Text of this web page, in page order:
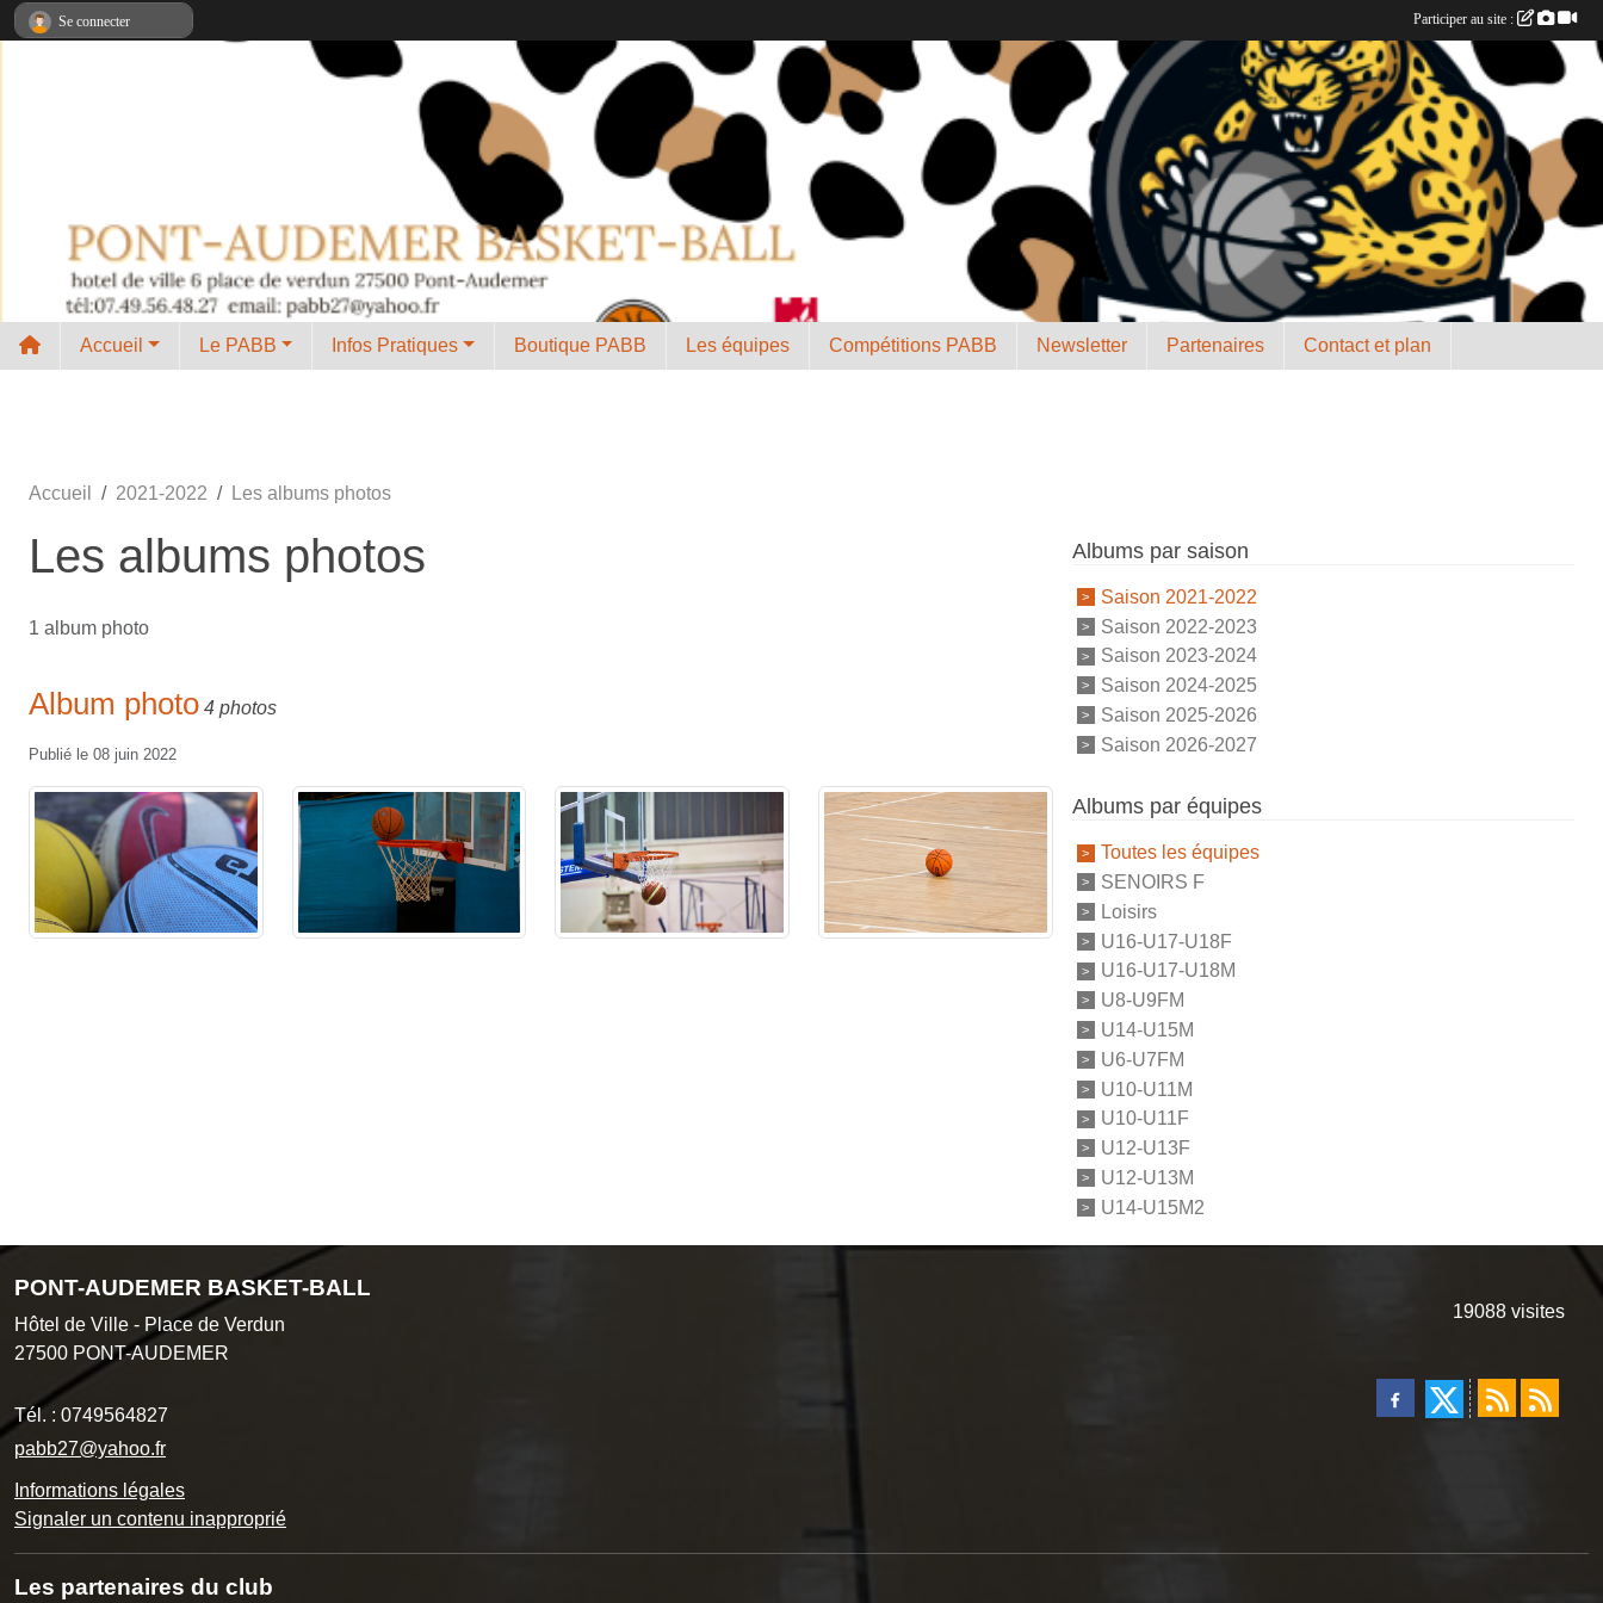
Accueil Le PABB Infos Pratiques Boutique PABB Les équipes Compétitions PABB Newsletter Partenaires Contact et plan
Accueil 2021-2022 Les albums photos
Les albums photos
1 album photo
Album photo 4 photos
Publié le 08 juin 2022
Albums par saison
Saison 2021-2022
Saison 2022-2023
Saison 2023-2024
Saison 2024-2025
Saison 2025-2026
Saison 2026-2027
Albums par équipes
Toutes les équipes
SENOIRS F
Loisirs
U16-U17-U18F
U16-U17-U18M
U8-U9FM
U14-U15M
U6-U7FM
U10-U11M
U10-U11F
U12-U13F
U12-U13M
U14-U15M2
PONT-AUDEMER BASKET-BALL
Hôtel de Ville - Place de Verdun
27500 PONT-AUDEMER
Tél. : 0749564827
pabb27@yahoo.fr
Informations légales
Signaler un contenu inapproprié
19088 visites
Les partenaires du club
Se connecter Participer au site :
Panneau de gestion des cookies